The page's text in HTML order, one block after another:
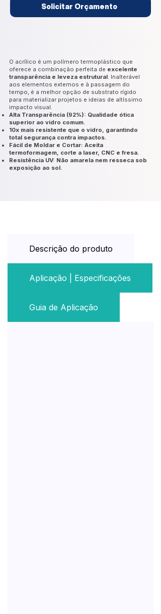
Solicitar Orçamento
O acrílico é um polímero termoplástico que
oferece a combinação perfeita de excelente
transparência e leveza estrutural. Inalterável
aos elementos externos e à passagem do
tempo, é a melhor opção de substrato rígido
para materializar projetos e ideias de altíssimo
impacto visual.
Alta Transparência (92%): Qualidade ótica
superior ao vidro comum.
10x mais resistente que o vidro, garantindo
total segurança contra impactos.
Fácil de Moldar e Cortar: Aceita
termoformagem, corte a laser, CNC e fresa.
Resistência UV: Não amarela nem resseca sob
exposição ao sol.
Descrição do produto
Aplicação | Especificações
Guia de Aplicação